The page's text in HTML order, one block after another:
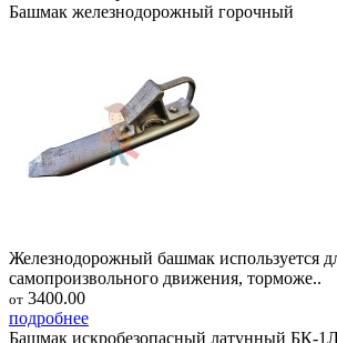
Башмак железнодорожный горочный
Железнодорожный башмак используется
самопроизвольного движения, торможе..
от 3400.00
подробнее
Башмак искробезопасный латунный БК-